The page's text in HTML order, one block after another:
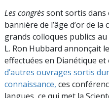
Les congrèssont sortis dans
bannière de l’âge d’or de la
grands colloques publics
L. Ron Hubbard annonçait
effectuées en Dianétique et
d’autres ouvrages sortis
connaissance, ces